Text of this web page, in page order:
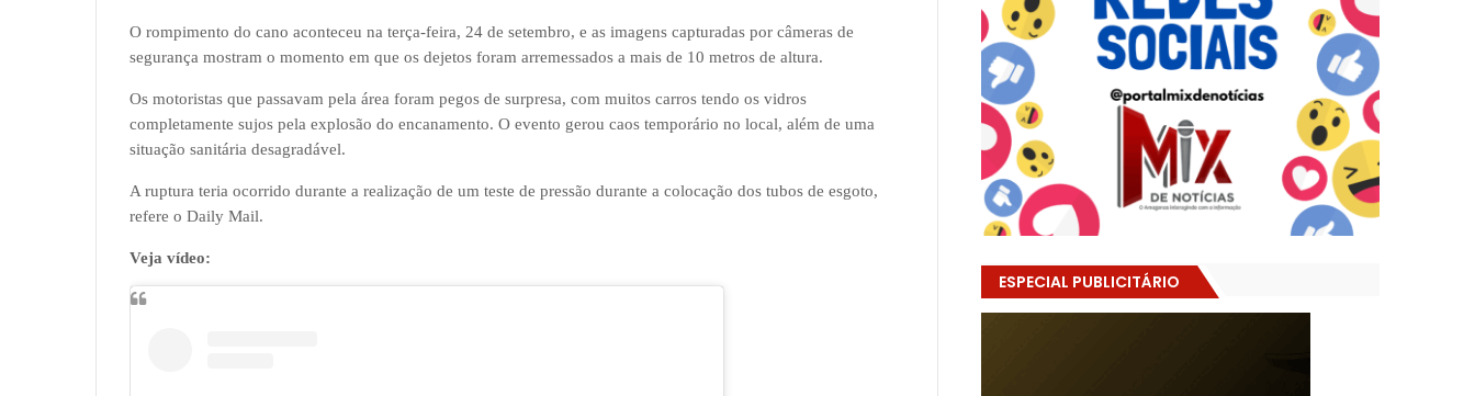
O rompimento do cano aconteceu na terça-feira, 24 de setembro, e as imagens capturadas por câmeras de
segurança mostram o momento em que os dejetos foram arremessados a mais de 10 metros de altura.
Os motoristas que passavam pela área foram pegos de surpresa, com muitos carros tendo os vidros
completamente sujos pela explosão do encanamento. O evento gerou caos temporário no local, além de uma
situação sanitária desagradável.
A ruptura teria ocorrido durante a realização de um teste de pressão durante a colocação dos tubos de esgoto,
refere o Daily Mail.
Veja vídeo:
ESPECIAL PUBLICITÁRIO